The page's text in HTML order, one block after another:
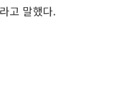
고 말했다.